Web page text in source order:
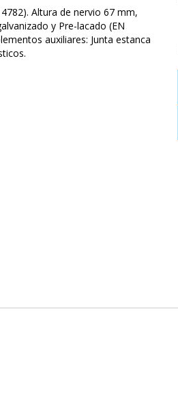
Altura de nervio 67 mm,
y Pre-lacado (EN
auxiliares: Junta estanca